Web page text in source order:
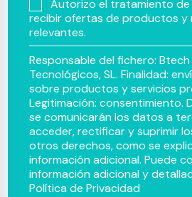
Autorizo el tratamiento
recibir ofertas de productos y
relevantes.
Responsable del fichero:
Tecnológicos, SL. Finalidad:
sobre productos y servicios
Legitimación: consentimiento.
se comunicarán los datos a
acceder, rectificar y suprimir
otros derechos, como se
información adicional. Puede
información adicional y
Política de Privacidad